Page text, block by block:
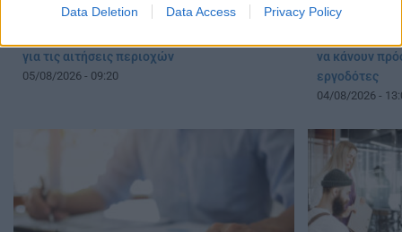
Data Deletion Data Access Privacy Policy
για τις αιτήσεις περιοχών
05/08/2026 - 09:20
να κάνουν
εργοδότες
04/08/2026 -